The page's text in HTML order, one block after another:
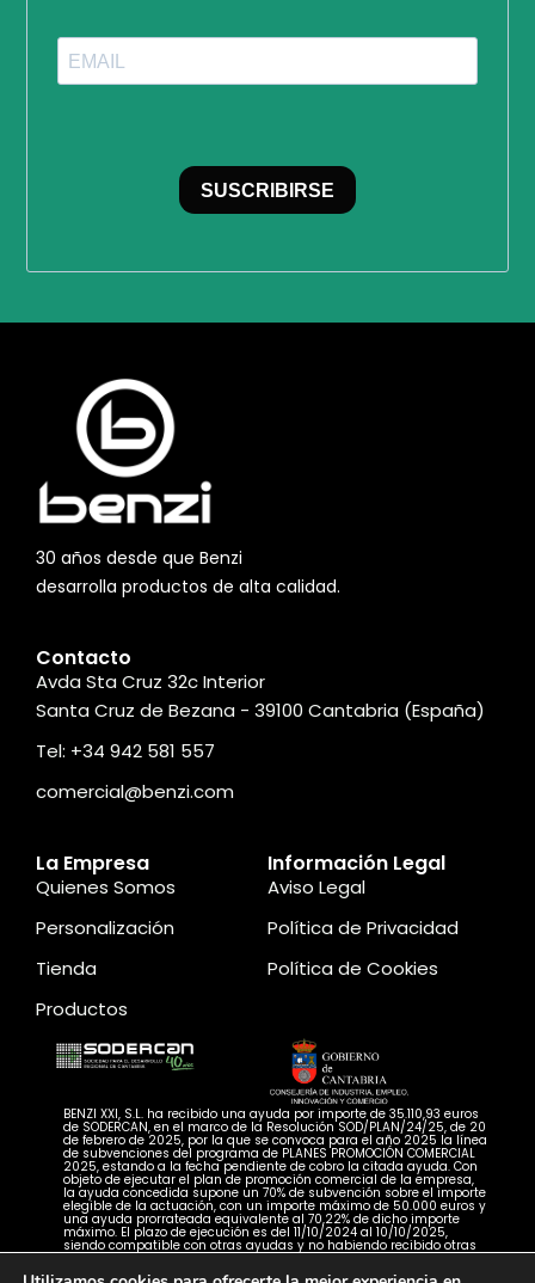
SUSCRIBIRSE
30 años desde que Benzi
desarrolla productos de alta calidad.
Contacto
Avda Sta Cruz 32c Interior
Santa Cruz de Bezana - 39100 Cantabria (España)
Tel: +34 942 581 557
comercial@benzi.com
La Empresa
Quienes Somos
Personalización
Tienda
Productos
Información Legal
Aviso Legal
Política de Privacidad
Política de Cookies
BENZI XXI, S.L. ha recibido una ayuda por importe de 35.110,93 euros
de SODERCAN, en el marco de la Resolución SOD/PLAN/24/25, de 20
de febrero de 2025, por la que se convoca para el año 2025 la línea
de subvenciones del programa de PLANES PROMOCIÓN COMERCIAL
2025, estando a la fecha pendiente de cobro la citada ayuda. Con
objeto de ejecutar el plan de promoción comercial de la empresa,
la ayuda concedida supone un 70% de subvención sobre el importe
elegible de la actuación, con un importe máximo de 50.000 euros y
una ayuda prorrateada equivalente al 70,22% de dicho importe
máximo. El plazo de ejecución es del 11/10/2024 al 10/10/2025,
siendo compatible con otras ayudas y no habiendo recibido otras
ayudas para la misma finalidad